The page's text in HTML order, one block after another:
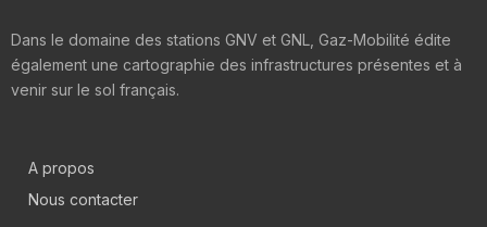
Dans le domaine des stations GNV et GNL, Gaz-Mobilité édite
également une cartographie des infrastructures présentes et à
venir sur le sol français.
A propos
Nous contacter